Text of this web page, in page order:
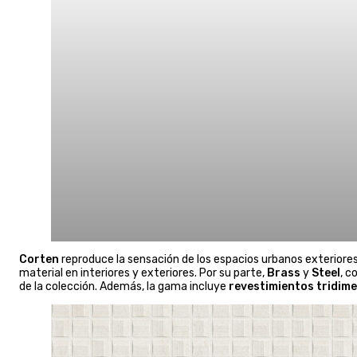
Corten reproduce la sensación de los espacios urbanos
material en interiores y exteriores. Por su parte, Brass y Steel ,
de la colección. Además, la gama incluye revestimientos